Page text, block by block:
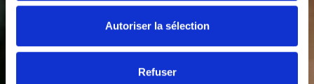
Autoriser la sélection
Refuser